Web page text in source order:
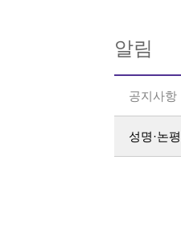
알림
공지사항
성명·논평